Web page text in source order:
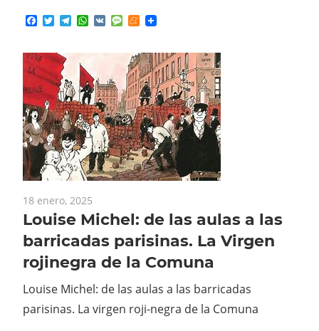
Facebook
TwitterTelegram
WhatsApp
VK MessageMeneame
18 enero, 2025
Louise Michel: de las aulas a las
barricadas parisinas. La Virgen
rojinegra de la Comuna
Louise Michel: de las aulas a las barricadas
parisinas. La virgen roji-negra de la Comuna